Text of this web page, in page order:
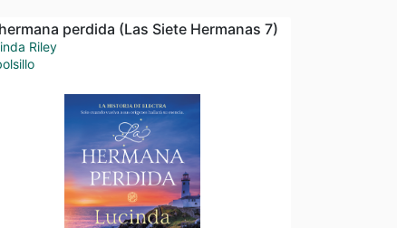
perdida (Las Siete Hermanas 7)
Riley